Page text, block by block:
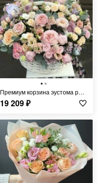
Премиум корзина эустома розы
19 209₽